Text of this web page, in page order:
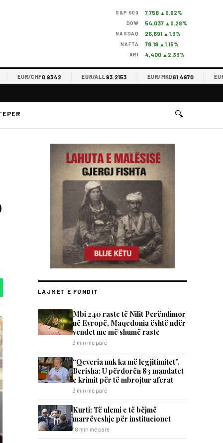
S&P 500 7,758 ▲0.62%
DOW 54,037 ▲0.28%
NASDAQ 26,691 ▲1.3%
NAFTA 78.18 ▲1.15%
ARI 4,400 ▲2.33%
EUR/CHF0.9342 EUR/ALL93.2153 EUR/MKD61.4970 EUR/
🔍
LAJMET E FUNDIT
Mbi 240 raste të Nilit Perëndimor
në Evropë, Maqedonia është ndër
vendet me më shumë raste
3 min më parë
“Qeveria nuk ka më legjitimitet”,
Berisha: U përdorën 83 mandatet
e krimit për të mbrojtur aferat
3 min më parë
Kurti: Të ulemi e të bëjmë
marrëveshje për institucionet
18 min më parë